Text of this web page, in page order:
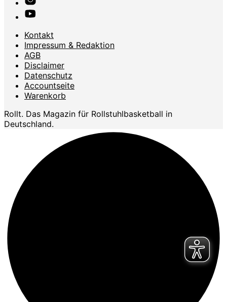
Kontakt
Impressum & Redaktion
AGB
Disclaimer
Datenschutz
Accountseite
Warenkorb
Rollt. Das Magazin für Rollstuhlbasketball in
Deutschland.